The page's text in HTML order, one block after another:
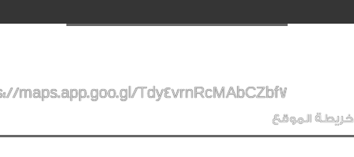
maps.app.goo.gl/Tdy4vrnRcMAbCZbf7
خريطة الموقع